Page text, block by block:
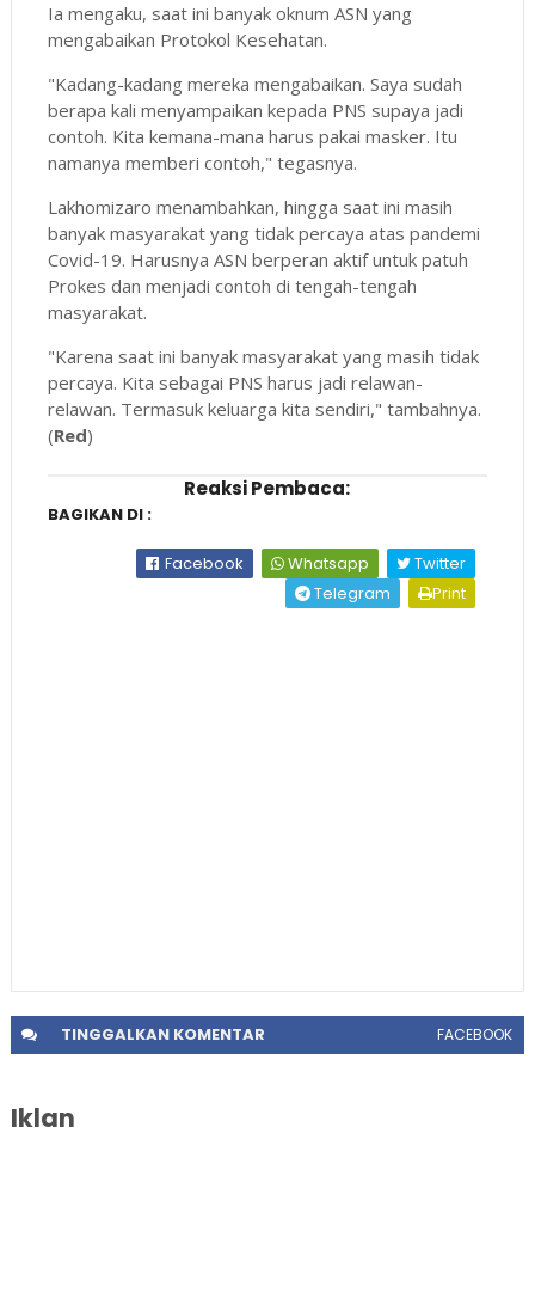
Ia mengaku, saat ini banyak oknum ASN yang
mengabaikan Protokol Kesehatan.
"Kadang-kadang mereka mengabaikan. Saya sudah
berapa kali menyampaikan kepada PNS supaya jadi
contoh. Kita kemana-mana harus pakai masker. Itu
namanya memberi contoh," tegasnya.
Lakhomizaro menambahkan, hingga saat ini masih
banyak masyarakat yang tidak percaya atas pandemi
Covid-19. Harusnya ASN berperan aktif untuk patuh
Prokes dan menjadi contoh di tengah-tengah
masyarakat.
"Karena saat ini banyak masyarakat yang masih tidak
percaya. Kita sebagai PNS harus jadi relawan-
relawan. Termasuk keluarga kita sendiri," tambahnya.
(Red)
Reaksi Pembaca:
BAGIKAN DI :
Facebook Whatsapp
Twitter
Telegram
Print
TINGGALKANKOMENTAR FACEBOOK
Iklan